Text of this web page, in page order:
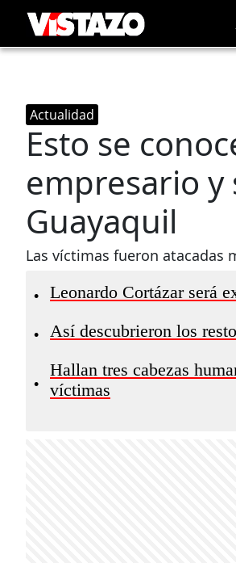
Actualidad
Esto se
empresario
Guayaquil
Las víctimas fueron atacadas
• Leonardo Cortázar será
• Así descubrieron los
•
Hallan tres cabezas
víctimas